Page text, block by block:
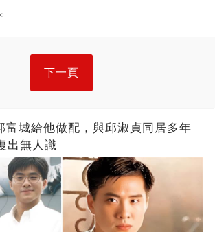
下一頁
富城給他做配，與邱淑貞同居多年
出無人識